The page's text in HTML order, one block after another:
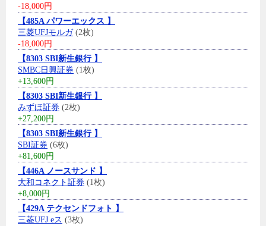
-18,000円
【485A パワーエックス 】
三菱UFJモルガ(2枚)
-18,000円
【8303 SBI新生銀行 】
SMBC日興証券 (1枚)
+13,600円
【8303 SBI新生銀行 】
みずほ証券 (2枚)
+27,200円
【8303 SBI新生銀行 】
SBI証券 (6枚)
+81,600円
【446A ノースサンド 】
大和コネクト証券 (1枚)
+8,000円
【429A テクセンドフォト 】
三菱UFJ eス (3枚)